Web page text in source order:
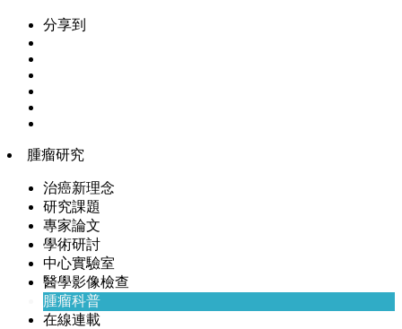
分享到
腫瘤研究
治癌新理念
研究課題
專家論文
學術研討
中心實驗室
醫學影像檢查
腫瘤科普
在線連載